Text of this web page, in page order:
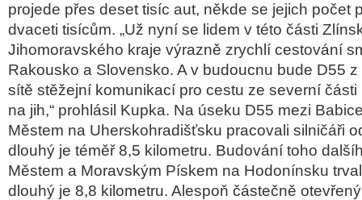
projede přes deset tisíc aut, někde se jejich počet
dvaceti tisícům. „Už nyní se lidem v této části
Jihomoravského kraje výrazně zrychlí cestování
Rakousko a Slovensko. A v budoucnu bude D55
sítě stěžejní komunikací pro cestu ze severní části
na jih,“ prohlásil Kupka. Na úseku D55 mezi
Městem na Uherskohradišťsku pracovali silničáři
dlouhý je téměř 8,5 kilometru. Budování toho
Městem a Moravským Pískem na Hodonínsku
dlouhý je 8,8 kilometru. Alespoň částečně